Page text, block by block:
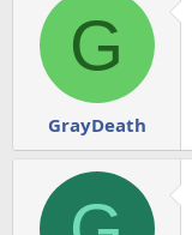
G
GrayDeath